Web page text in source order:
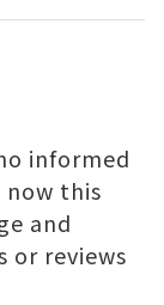
informed
now this
and
or reviews